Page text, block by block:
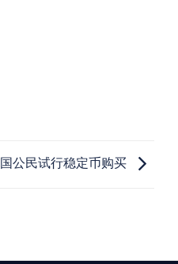
公民试行稳定币购买